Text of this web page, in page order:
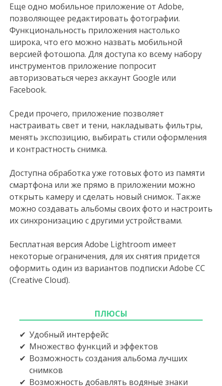
Еще одно мобильное приложение от Adobe,
позволяющее редактировать фотографии.
Функциональность приложения настолько
широка, что его можно назвать мобильной
версией фотошопа. Для доступа ко всему набору
инструментов приложение попросит
авторизоваться через аккаунт Google или
Facebook.
Среди прочего, приложение позволяет
настраивать свет и тени, накладывать фильтры,
менять экспозицию, выбирать стили оформления
и контрастность снимка.
Доступна обработка уже готовых фото из памяти
смартфона или же прямо в приложении можно
открыть камеру и сделать новый снимок. Также
можно создавать альбомы своих фото и настроить
их синхронизацию с другими устройствами.
Бесплатная версия Adobe Lightroom имеет
некоторые ограничения, для их снятия придется
оформить один из вариантов подписки Adobe CC
(Creative Cloud).
ПЛЮСЫ
Удобный интерфейс
Множество функций и эффектов
Возможность создания альбома лучших
снимков
Возможность добавлять водяные знаки